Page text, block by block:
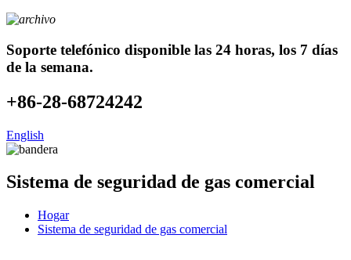
Soporte telefónico disponible las 24 horas, los 7 días
de la semana.
+86-28-68724242
English
Sistema de seguridad de gas comercial
Hogar
Sistema de seguridad de gas comercial